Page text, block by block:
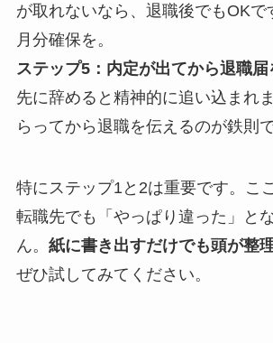
が取れないなら、退職後でもOKで
月分確保を。
ステップ5：内定が出てから退職届
先に辞めると精神的に追い込まれ
らってから退職を伝えるのが鉄則で
特にステップ1と2は重要です。こ
転職先でも「やっぱり違った」と
ん。 紙に書き出すだけでも頭が整
ぜひ試してみてください。